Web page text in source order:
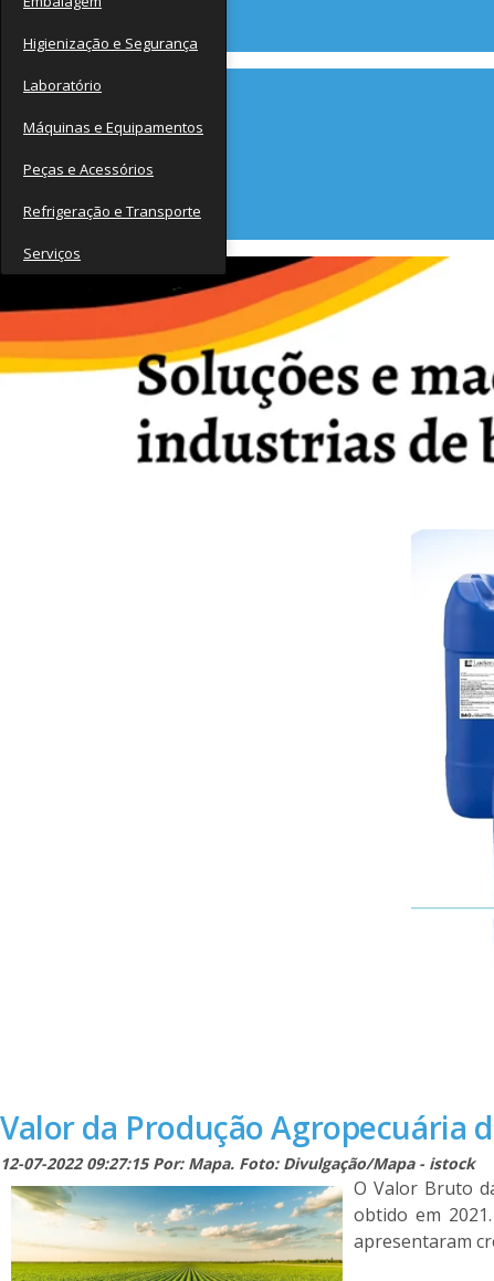
Higienização e Segurança
Laboratório
Máquinas e Equipamentos
Peças e Acessórios
Refrigeração e Transporte
Serviços
Valor da Produção Agropecuária
12-07-2022 09:27:15 Por: Mapa. Foto: Divulgação/Mapa - istock
O Valor Bruto
obtido em
apresentaram